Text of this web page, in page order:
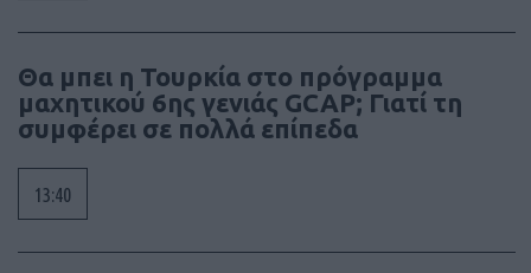
Θα μπει η Τουρκία στο πρόγραμμα
μαχητικού 6ης γενιάς GCAP; Γιατί τη
συμφέρει σε πολλά επίπεδα
13:40